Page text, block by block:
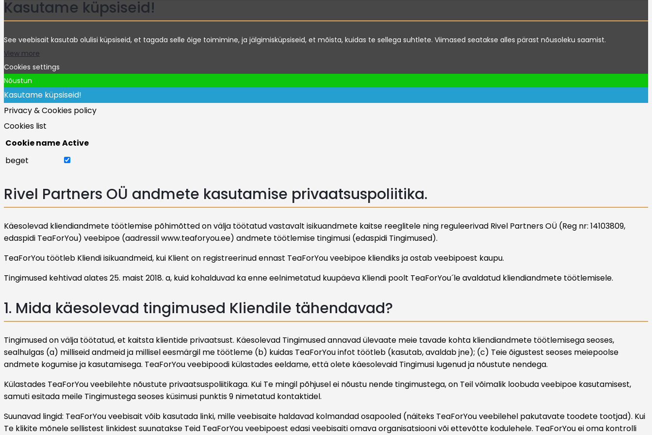
Kasutame küpsiseid!
See veebisait kasutab olulisi küpsiseid, et tagada selle õige toimimine, ja jälgimisküpsiseid, et mõista, kuidas te sellega suhtlete. Viimased seatakse alles pärast nõusoleku saamist.
View more
Cookies settings
Nõustun
Kasutame küpsiseid!
Privacy & Cookies policy
Cookies list
Cookie nameActive
beget
Rivel Partners OÜ andmete kasutamise privaatsuspoliitika.
Käesolevad kliendiandmete töötlemise põhimõtted on välja töötatud vastavalt isikuandmete kaitse reeglitele ning reguleerivad Rivel Partners OÜ (Reg nr: 14103809,
edaspidi TeaForYou) veebipoe (aadressil www.teaforyou.ee) andmete töötlemise tingimusi (edaspidi Tingimused).
TeaForYou töötleb Kliendi isikuandmeid, kui Klient on registreerinud ennast TeaForYou veebipoe kliendiks ja ostab veebipoest kaupu.
Tingimused kehtivad alates 25. maist 2018. a, kuid kohalduvad ka enne eelnimetatud kuupäeva Kliendi poolt TeaForYou´le avaldatud kliendiandmete töötlemisele.
1. Mida käesolevad tingimused Kliendile tähendavad?
Tingimused on välja töötatud, et kaitsta klientide privaatsust. Käesolevad Tingimused annavad ülevaate meie tavade kohta kliendiandmete töötlemisega seoses,
sealhulgas (a) milliseid andmeid ja millisel eesmärgil me töötleme (b) kuidas TeaForYou infot töötleb (kasutab, avaldab jne); (c) Teie õigustest seoses meiepoolse
andmete kogumise ja kasutamisega. TeaForYou veebipoodi külastades eeldame, että olete käesolevaid Tingimusi lugenud ja nõustute nendega.
Külastades TeaForYou veebilehte nõustute privaatsuspoliitikaga. Kui Te mingil põhjusel ei nõustu nende tingimustega, on Teil võimalik loobuda veebipoe kasutamisest,
samuti esitada meile Tingimustega seoses küsimusi punktis 9 nimetatud kontaktidel.
Suunavad lingid: TeaForYou veebisait võib kasutada linki, mille veebisaite haldavad kolmandad osapooled (näiteks TeaForYou veebilehel pakutavate toodete tootjad). Kui
Te klikite mõnele sellistest linkidest suunatakse Teid TeaForYou veebipoest edasi veebisaiti omava organisatsiooni või ettevõtte kodulehele. TeaForYou ei oma kontrolli